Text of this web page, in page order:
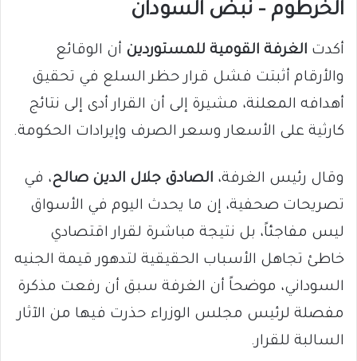
الخرطوم – نبض السودان
أكدت الغرفة القومية للمستوردين أن الوقائع
والأرقام أثبتت فشل قرار حظر السلع في تحقيق
أهدافه المعلنة، مشيرة إلى أن القرار أدى إلى نتائج
كارثية على الأسعار وسعر الصرف وإيرادات الحكومة.
وقال رئيس الغرفة، الصادق جلال الدين صالح، في
تصريحات صحفية، إن ما يحدث اليوم في الأسواق
ليس مفاجئاً، بل نتيجة مباشرة لقرار اقتصادي
خاطئ تجاهل الأسباب الحقيقية لتدهور قيمة الجنيه
السوداني، موضحاً أن الغرفة سبق أن رفعت مذكرة
مفصلة لرئيس مجلس الوزراء حذرت فيها من الآثار
السالبة للقرار.